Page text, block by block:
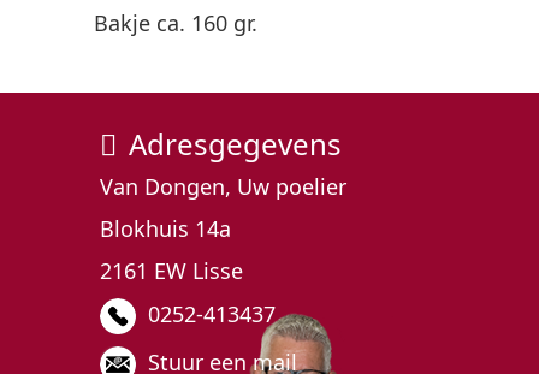
Bakje ca. 160 gr.
Adresgegevens
Van Dongen, Uw poelier
Blokhuis 14a
2161 EW Lisse
0252-413437
Stuur een mail